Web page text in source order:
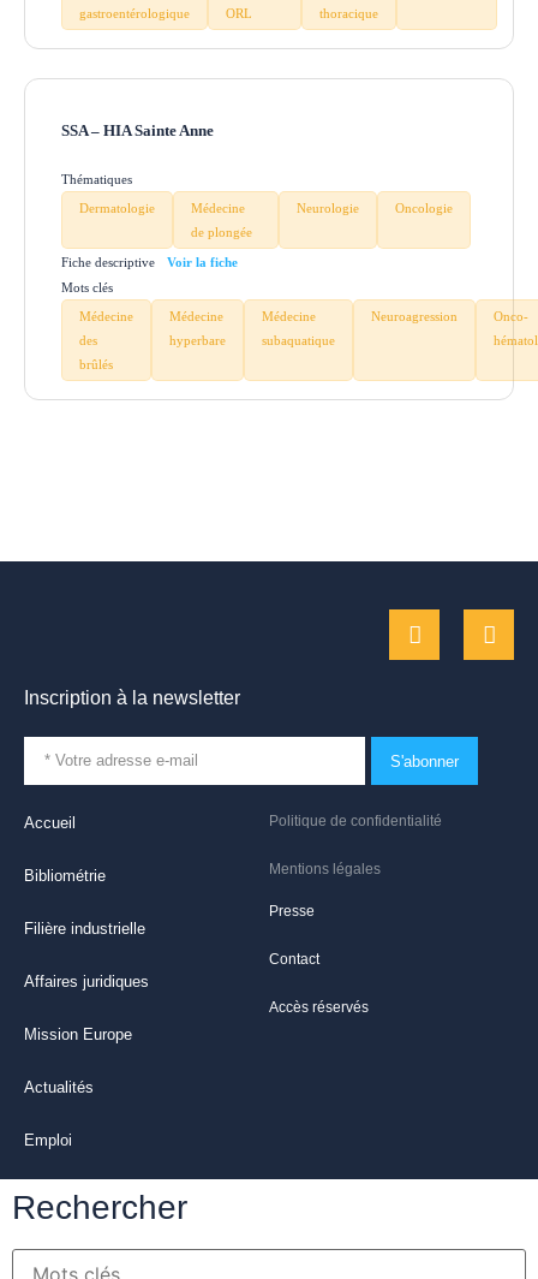
gastroentérologique
ORL
thoracique
SSA – HIA Sainte Anne
Thématiques
Dermatologie
Médecine
de plongée
Neurologie Oncologie
Fiche descriptive
Mots clés
Médecine
des
brûlés
Médecine
hyperbare
Médecine
subaquatique
Neuroagression
Onco-
Politique de confidentialité
Mentions légales
Presse
Contact
Accès réservés
Accueil
Bibliométrie
Filière industrielle
Affaires juridiques
Mission Europe
Actualités
Emploi
Inscription à la newsletter
S'abonner
Rechercher